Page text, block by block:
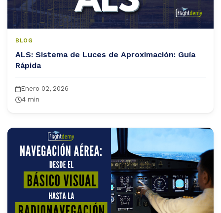
BLOG
ALS: Sistema de Luces de Aproximación: Guía
Rápida
Enero 02, 2026
4 min